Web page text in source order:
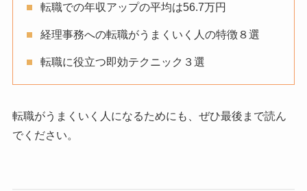
転職での年収アップの平均は56.7万円
経理事務への転職がうまくいく人の特徴８選
転職に役立つ即効テクニック３選
転職がうまくいく人になるためにも、ぜひ最後まで読ん
でください。